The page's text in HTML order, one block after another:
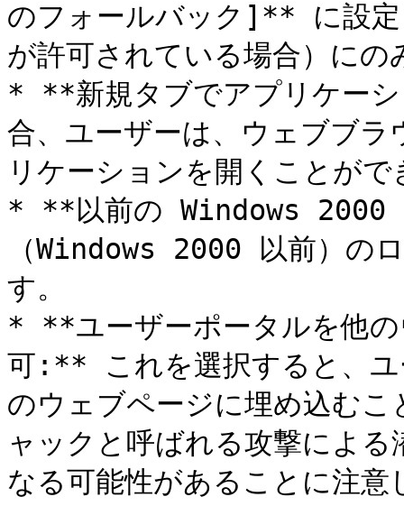
のフォールバック]** に設定
が許可されている場合）にの
* **新規タブでアプリケー
合、ユーザーは、ウェブブ
リケーションを開くことがで
* **以前の Windows 2000
（Windows 2000 以前）の
す。
* **ユーザーポータルを他の
可:** これを選択すると、ユ
のウェブページに埋め込む
ャックと呼ばれる攻撃によ
なる可能性があることに注意